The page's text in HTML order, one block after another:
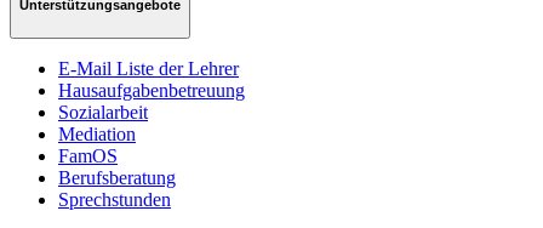
Unterstützungsangebote
E-Mail Liste der Lehrer
Hausaufgabenbetreuung
Sozialarbeit
Mediation
FamOS
Berufsberatung
Sprechstunden